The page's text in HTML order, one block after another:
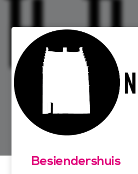
Besiendershuis